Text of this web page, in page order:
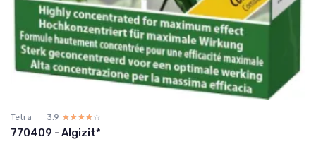
Tetra 3.9 ☆☆☆☆☆
★★★★★
770409 - Algizit*